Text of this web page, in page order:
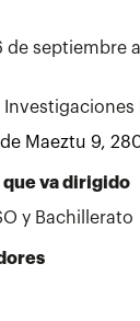
de septiembre
Maeztu 9,
que va dirigido
y Bachillerato